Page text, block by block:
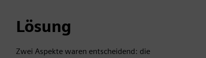
Lösung
Zwei Aspekte waren entscheidend: die